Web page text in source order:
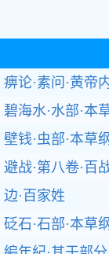
痹论·素问·黄帝
碧海水·水部·本
壁钱·虫部·本草
避战·第八卷·百
边·百家姓
砭石·石部·本草